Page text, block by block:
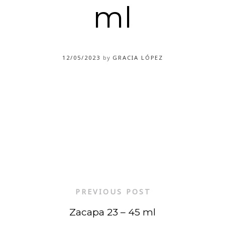
ml
12/05/2023 by GRACIA LÓPEZ
PREVIOUS POST
Zacapa 23 – 45 ml